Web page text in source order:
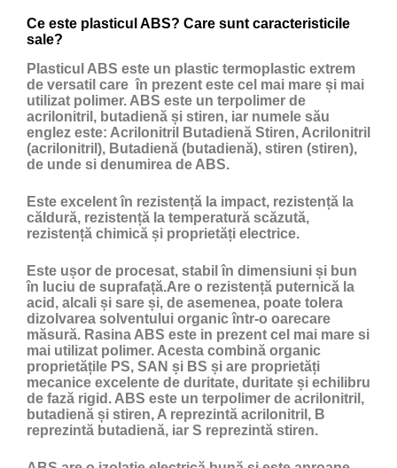
Ce este plasticul ABS? Care sunt caracteristicile
sale?
Plasticul ABS este un plastic termoplastic extrem
de versatil care în prezent este cel mai mare și mai
utilizat polimer. ABS este un terpolimer de
acrilonitril, butadienă și stiren, iar numele său
englez este: Acrilonitril Butadienă Stiren, Acrilonitril
(acrilonitril), Butadienă (butadienă), stiren (stiren),
de unde si denumirea de ABS.
Este excelent în rezistență la impact, rezistență la
căldură, rezistență la temperatură scăzută,
rezistență chimică și proprietăți electrice.
Este ușor de procesat, stabil în dimensiuni și bun
în luciu de suprafață.Are o rezistență puternică la
acid, alcali și sare și, de asemenea, poate tolera
dizolvarea solventului organic într-o oarecare
măsură. Rasina ABS este in prezent cel mai mare si
mai utilizat polimer. Acesta combină organic
proprietățile PS, SAN și BS și are proprietăți
mecanice excelente de duritate, duritate și echilibru
de fază rigid. ABS este un terpolimer de acrilonitril,
butadienă și stiren, A reprezintă acrilonitril, B
reprezintă butadienă, iar S reprezintă stiren.